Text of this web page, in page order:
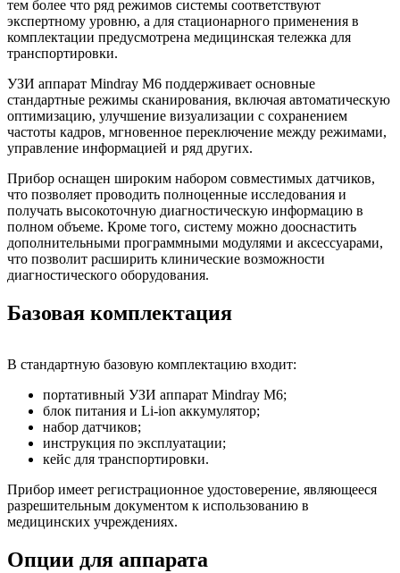
тем более что ряд режимов системы соответствуют
экспертному уровню, а для стационарного применения в
комплектации предусмотрена медицинская тележка для
транспортировки.
УЗИ аппарат Mindray M6 поддерживает основные
стандартные режимы сканирования, включая автоматическую
оптимизацию, улучшение визуализации с сохранением
частоты кадров, мгновенное переключение между режимами,
управление информацией и ряд других.
Прибор оснащен широким набором совместимых датчиков,
что позволяет проводить полноценные исследования и
получать высокоточную диагностическую информацию в
полном объеме. Кроме того, систему можно дооснастить
дополнительными программными модулями и аксессуарами,
что позволит расширить клинические возможности
диагностического оборудования.
Базовая комплектация
В стандартную базовую комплектацию входит:
портативный УЗИ аппарат Mindray M6;
блок питания и Li-ion аккумулятор;
набор датчиков;
инструкция по эксплуатации;
кейс для транспортировки.
Прибор имеет регистрационное удостоверение, являющееся
разрешительным документом к использованию в
медицинских учреждениях.
Опции для аппарата